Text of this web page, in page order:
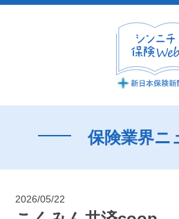
保険業界ニ
2026/05/22